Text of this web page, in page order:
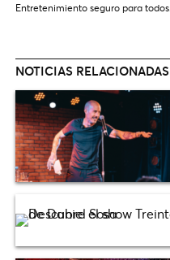
Entretenimiento seguro para todos.
NOTICIAS RELACIONADAS